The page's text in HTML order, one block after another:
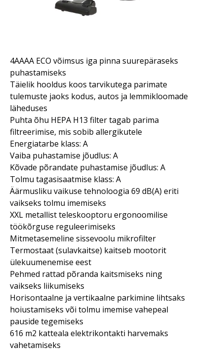
4AAAA ECO võimsus iga pinna suurepäraseks
puhastamiseks
Täielik hooldus koos tarvikutega parimate
tulemuste jaoks kodus, autos ja lemmikloomade
läheduses
Puhta õhu HEPA H13 filter tagab parima
filtreerimise, mis sobib allergikutele
Energiatarbe klass: A
Vaiba puhastamise jõudlus: A
Kõvade põrandate puhastamise jõudlus: A
Tolmu tagasisaatmise klass: A
Äärmusliku vaikuse tehnoloogia 69 dB(A) eriti
vaikseks tolmu imemiseks
XXL metallist teleskooptoru ergonoomilise
töökõrguse reguleerimiseks
Mitmetasemeline sissevoolu mikrofilter
Termostaat (sulavkaitse) kaitseb mootorit
ülekuumenemise eest
Pehmed rattad põranda kaitsmiseks ning
vaikseks liikumiseks
Horisontaalne ja vertikaalne parkimine lihtsaks
hoiustamiseks või tolmu imemise vahepeal
pauside tegemiseks
616 m2 katteala elektrikontakti harvemaks
vahetamiseks